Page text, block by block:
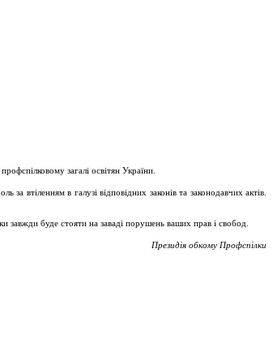
загалі освітян України.
втіленням в галузі відповідних законів та законодавчих актів.
завжди буде стояти на заваді порушень ваших прав і свобод.
Президія обкому Профспілки